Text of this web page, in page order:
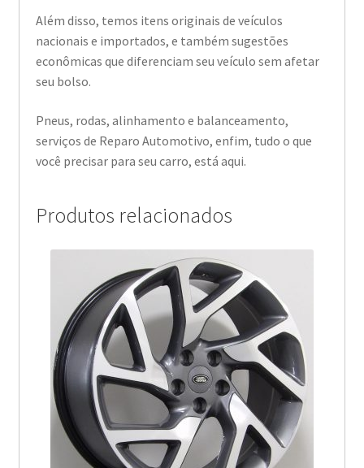
Além disso, temos itens originais de veículos
nacionais e importados, e também sugestões
econômicas que diferenciam seu veículo sem afetar
seu bolso.
Pneus, rodas, alinhamento e balanceamento,
serviços de Reparo Automotivo, enfim, tudo o que
você precisar para seu carro, está aqui.
Produtos relacionados